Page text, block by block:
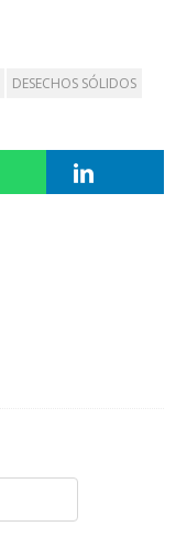
DESECHOS SÓLIDOS